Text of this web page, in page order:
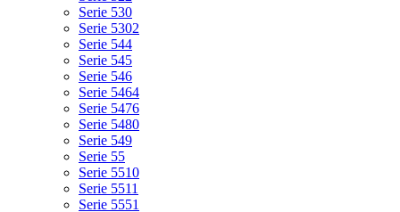
Serie 530
Serie 5302
Serie 544
Serie 545
Serie 546
Serie 5464
Serie 5476
Serie 5480
Serie 549
Serie 55
Serie 5510
Serie 5511
Serie 5551